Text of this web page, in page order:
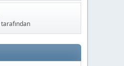
tarafından